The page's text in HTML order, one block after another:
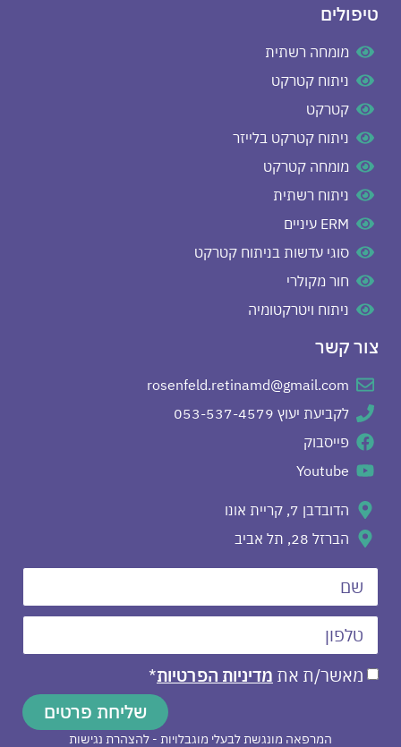
טיפולים
מומחה רשתית
ניתוח קטרקט
קטרקט
ניתוח קטרקט בלייזר
מומחה קטרקט
ניתוח רשתית
ERM עיניים
סוגי עדשות בניתוח קטרקט
חור מקולרי
ניתוח ויטרקטומיה
צור קשר
rosenfeld.retinamd@gmail.com
לקביעת יעוץ 053-537-4579
פייסבוק
Youtube
הדובדבן 7, קריית אונו
הברזל 28, תל אביב
מאשר/ת את מדיניות הפרטיות*
שליחת פרטים
המרפאה מונגשת לבעלי מוגבלויות - להצהרת נגישות